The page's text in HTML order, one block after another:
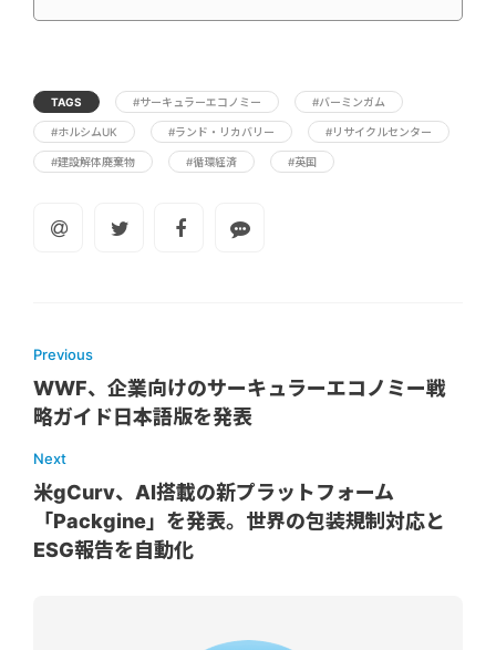
TAGS #サーキュラーエコノミー #バーミンガム
#ホルシムUK #ランド・リカバリー #リサイクルセンター
#建設解体廃棄物 #循環経済 #英国
Previous
WWF、企業向けのサーキュラーエコノミー戦
略ガイド日本語版を発表
Next
米gCurv、AI搭載の新プラットフォーム
「Packgine」を発表。世界の包装規制対応と
ESG報告を自動化